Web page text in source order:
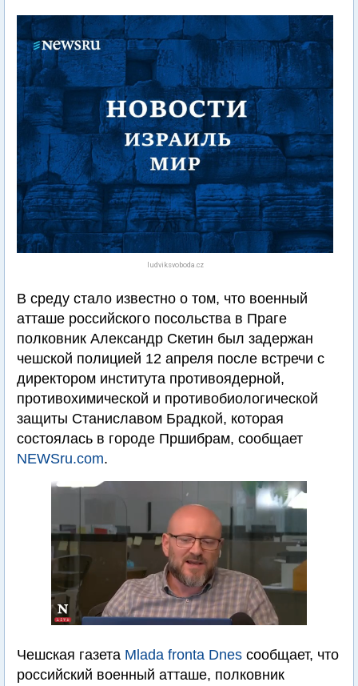
ludviksvoboda.cz
В среду стало известно о том, что военный
атташе российского посольства в Праге
полковник Александр Скетин был задержан
чешской полицией 12 апреля после встречи с
директором института противоядерной,
противохимической и противобиологической
защиты Станиславом Брадкой, которая
состоялась в городе Пршибрам, сообщает
NEWSru.com.
Чешская газета Mlada fronta Dnes сообщает, что
российский военный атташе, полковник